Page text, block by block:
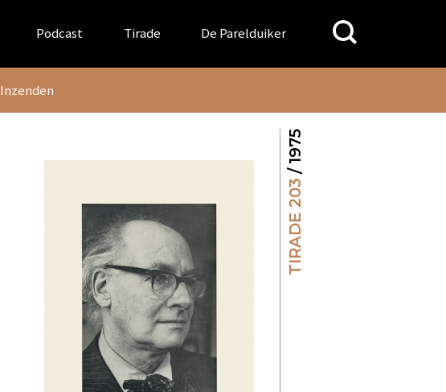
Podcast Tirade De Parelduiker
Search
for:
Inzenden
TIRADE 203
/ 1975